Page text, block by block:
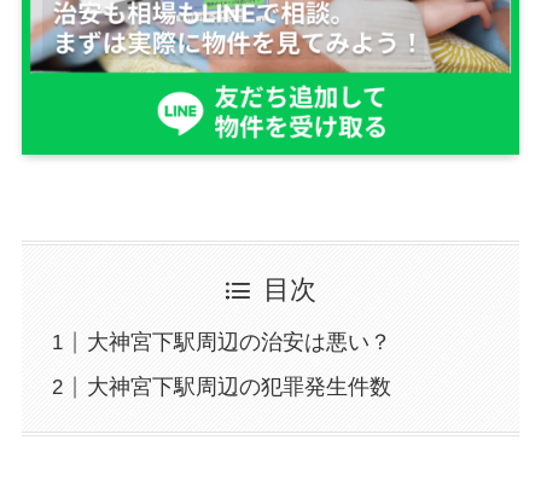
目次
大神宮下駅周辺の治安は悪い？
大神宮下駅周辺の犯罪発生件数